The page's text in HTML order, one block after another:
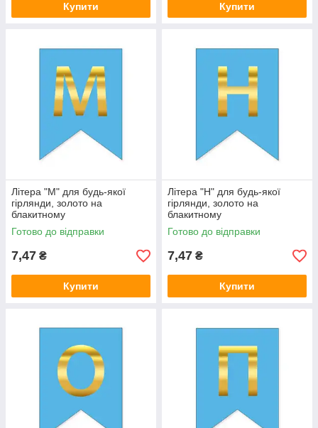
Купити Купити
Літера "М" для будь-якої
гірлянди, золото на
блакитному
Готово до відправки
7,47 ₴
Купити
Літера "Н" для будь-якої
гірлянди, золото на
блакитному
Готово до відправки
7,47 ₴
Купити